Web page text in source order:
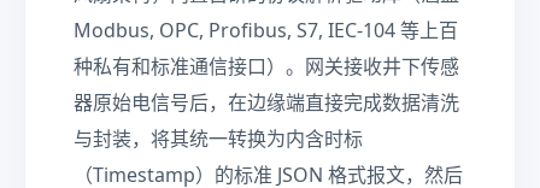
Modbus, OPC, Profibus, S7, IEC-104 等上百
种私有和标准通信接口）。网关接收井下传感
器原始电信号后，在边缘端直接完成数据清洗
与封装，将其统一转换为内含时标
（Timestamp）的标准 JSON 格式报文，然后